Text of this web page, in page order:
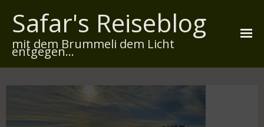
Safar's Reiseblog
mit dem Brummeli dem Licht
entgegen...